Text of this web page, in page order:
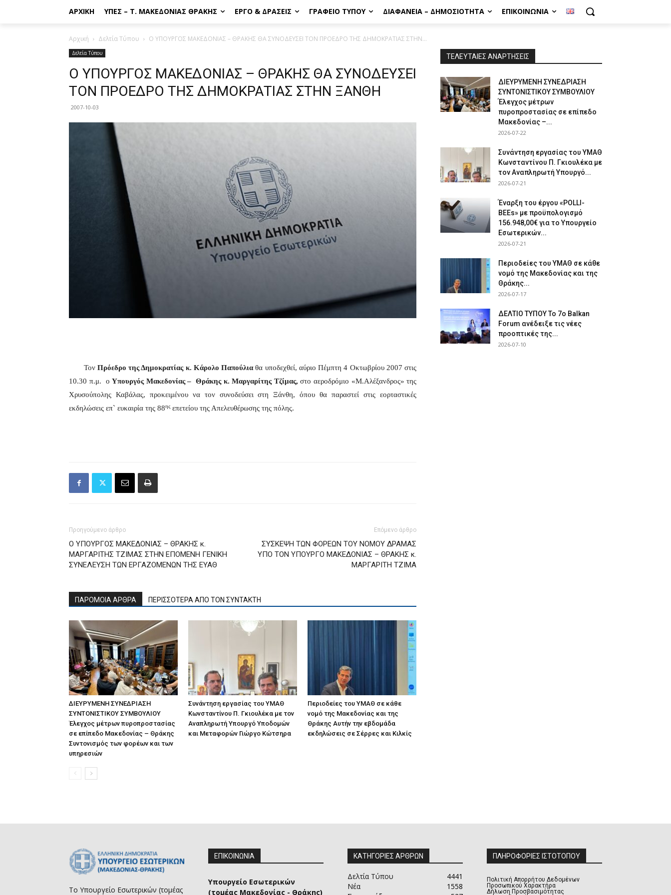
ΑΡΧΙΚΉ ΥΠΕΣ – Τ. ΜΑΚΕΔΟΝΊΑΣ ΘΡΆΚΗΣ ΈΡΓΟ & ΔΡΆΣΕΙΣ ΓΡΑΦΕΊΟ ΤΎΠΟΥ ΔΙΑΦΆΝΕΙΑ – ΔΗΜΟΣΙΌΤΗΤΑ ΕΠΙΚΟΙΝΩΝΊΑ
Αρχική Δελτία Τύπου Ο ΥΠΟΥΡΓΟΣ ΜΑΚΕΔΟΝΙΑΣ – ΘΡΑΚΗΣ ΘΑ ΣΥΝΟΔΕΥΣΕΙ ΤΟΝ ΠΡΟΕΔΡΟ ΤΗΣ ΔΗΜΟΚΡΑΤΙΑΣ ΣΤΗΝ...
Δελτία Τύπου
Ο ΥΠΟΥΡΓΟΣ ΜΑΚΕΔΟΝΙΑΣ – ΘΡΑΚΗΣ ΘΑ ΣΥΝΟΔΕΥΣΕΙ
ΤΟΝ ΠΡΟΕΔΡΟ ΤΗΣ ΔΗΜΟΚΡΑΤΙΑΣ ΣΤΗΝ ΞΑΝΘΗ
2007-10-03
Τον Πρόεδρο της Δημοκρατίας κ. Κάρολο Παπούλιαθα υποδεχθεί, αύριο Πέμπτη 4 Οκτωβρίου 2007 στις
10.30 π.μ.
οΥπουργός Μακεδονίας – Θράκης κ. Μαργαρίτης Τζίμας, στο αεροδρόμιο «Μ.Αλέξανδρος» της
Χρυσούπολης Καβάλας, προκειμένου να τον συνοδεύσει στη Ξάνθη, όπου θα παραστεί στις εορταστικές
εκδηλώσεις επ` ευκαιρία της 88ηςεπετείου της Απελευθέρωσης της πόλης.
Προηγούμενο άρθρο
Ο ΥΠΟΥΡΓΟΣ ΜΑΚΕΔΟΝΙΑΣ – ΘΡΑΚΗΣ κ.
ΜΑΡΓΑΡΙΤΗΣ ΤΖΙΜΑΣ ΣΤΗΝ ΕΠΟΜΕΝΗ ΓΕΝΙΚΗ
ΣΥΝΕΛΕΥΣΗ ΤΩΝ ΕΡΓΑΖΟΜΕΝΩΝ ΤΗΣ ΕΥΑΘ
Επόμενο άρθρο
ΣΥΣΚΕΨΗ ΤΩΝ ΦΟΡΕΩΝ ΤΟΥ ΝΟΜΟΥ ΔΡΑΜΑΣ
ΥΠΟ ΤΟΝ ΥΠΟΥΡΓΟ ΜΑΚΕΔΟΝΙΑΣ – ΘΡΑΚΗΣ κ.
ΜΑΡΓΑΡΙΤΗ ΤΖΙΜΑ
ΠΑΡΟΜΟΙΑ ΑΡΘΡΑ ΠΕΡΙΣΣΟΤΕΡΑ ΑΠΟ ΤΟΝ ΣΥΝΤΑΚΤΗ
ΔΙΕΥΡΥΜΕΝΗ ΣΥΝΕΔΡΙΑΣΗ
ΣΥΝΤΟΝΙΣΤΙΚΟΥ ΣΥΜΒΟΥΛΙΟΥ
Έλεγχος μέτρων πυροπροστασίας
σε επίπεδο Μακεδονίας – Θράκης
Συντονισμός των φορέων και των
υπηρεσιών
Συνάντηση εργασίας του ΥΜΑΘ
Κωνσταντίνου Π. Γκιουλέκα με τον
Αναπληρωτή Υπουργό Υποδομών
και Μεταφορών Γιώργο Κώτσηρα
Περιοδείες του ΥΜΑΘ σε κάθε
νομό της Μακεδονίας και της
Θράκης Αυτήν την εβδομάδα
εκδηλώσεις σε Σέρρες και Κιλκίς
ΤΕΛΕΥΤΑΙΕΣ ΑΝΑΡΤΗΣΕΙΣ
ΔΙΕΥΡΥΜΕΝΗ ΣΥΝΕΔΡΙΑΣΗ
ΣΥΝΤΟΝΙΣΤΙΚΟΥ ΣΥΜΒΟΥΛΙΟΥ
Έλεγχος μέτρων
πυροπροστασίας σε επίπεδο
Μακεδονίας –...
2026-07-22
Συνάντηση εργασίας του ΥΜΑΘ
Κωνσταντίνου Π. Γκιουλέκα με
τον Αναπληρωτή Υπουργό...
2026-07-21
Έναρξη του έργου «POLLI-
BEEs» με προϋπολογισμό
156.948,00€ για το Υπουργείο
Εσωτερικών...
2026-07-21
Περιοδείες του ΥΜΑΘ σε κάθε
νομό της Μακεδονίας και της
Θράκης...
2026-07-17
ΔΕΛΤΙΟ ΤΥΠΟΥ Το 7ο Balkan
Forum ανέδειξε τις νέες
προοπτικές της...
2026-07-10
Το Υπουργείο Εσωτερικών (τομέας
ΕΠΙΚΟΙΝΩΝΙΑ
Υπουργείο Εσωτερικών
(τομέας Μακεδονίας - Θράκης)
ΚΑΤΗΓΟΡΙΕΣ ΑΡΘΡΩΝ
Δελτία Τύπου
4441
Νέα
1558
ΠΛΗΡΟΦΟΡΙΕΣ ΙΣΤΟΤΟΠΟΥ
Πολιτική Απορρήτου Δεδομένων
Προσωπικού Χαρακτήρα
Δήλωση Προσβασιμότητας